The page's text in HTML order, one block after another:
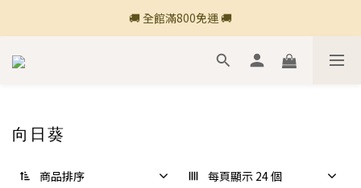
🚚 全館滿800免運 🚚
🚚 全館滿800免運 🚚
🍎 點三條橫線登入會員享購物點數回饋🍎
向日葵
商品排序 每頁顯示 24 個